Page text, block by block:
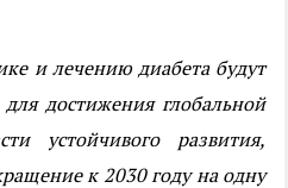
и лечению диабета будут
достижения глобальной
устойчивого развития,
к 2030 году на одну